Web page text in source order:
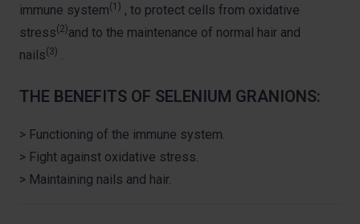
immune system(1) , to protect cells from oxidative
stress(2)and to the maintenance of normal hair and
nails(3) .
THE BENEFITS OF SELENIUM GRANIONS:
> Functioning of the immune system.
> Fight against oxidative stress.
> Maintaining nails and hair.